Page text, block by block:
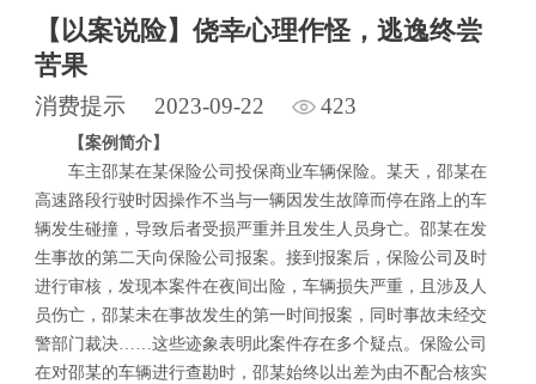
【以案说险】侥幸心理作怪，逃逸终尝
苦果
消费提示 2023-09-22 423
【案例简介】
车主邵某在某保险公司投保商业车辆保险。某天，邵某在
高速路段行驶时因操作不当与一辆因发生故障而停在路上的车
辆发生碰撞，导致后者受损严重并且发生人员身亡。邵某在发
生事故的第二天向保险公司报案。接到报案后，保险公司及时
进行审核，发现本案件在夜间出险，车辆损失严重，且涉及人
员伤亡，邵某未在事故发生的第一时间报案，同时事故未经交
警部门裁决……这些迹象表明此案件存在多个疑点。保险公司
在对邵某的车辆进行查勘时，邵某始终以出差为由不配合核实